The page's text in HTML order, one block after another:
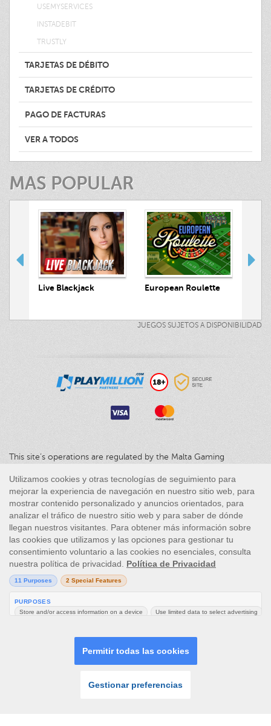
USEMYSERVICES
INSTADEBIT
TRUSTLY
TARJETAS DE DÉBITO
TARJETAS DE CRÉDITO
PAGO DE FACTURAS
VER A TODOS
MAS POPULAR
Live Blackjack European Roulette
JUEGOS SUJETOS A DISPONIBILIDAD
This site’s operations are regulated by the Malta Gaming
Level G, Quantum House, 75, Abate Rigord Street, Ta’ Xbiex, XBX
1120, Malta, under the gaming license issued by the Malta
Gaming Authority (license number MGA/CRP/171/2009/01)
issued on 1 August 2018.
Gambling can be addictive, please play responsibly.
Please note that all game images and provider icons displayed on
the logout page are for illustrative purposes only. Some of the
games shown may not be live or available on the logged-in
platform for your country or account.